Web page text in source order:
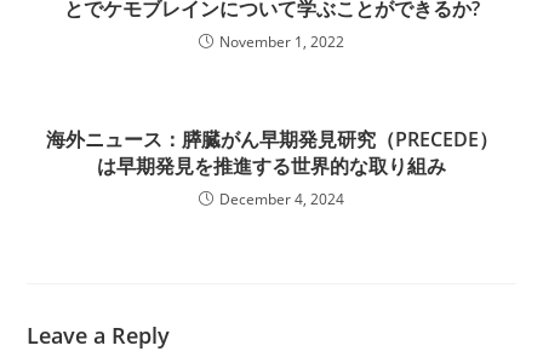
とでケモブレインについて学ぶことができるか?
November 1, 2022
海外ニュース：膵臓がん早期発見研究（PRECEDE）
は早期発見を推進する世界的な取り組み
December 4, 2024
Leave a Reply